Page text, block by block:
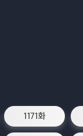
1171화